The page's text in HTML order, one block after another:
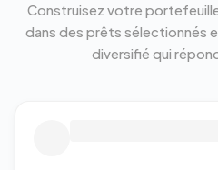
Construisez votre
dans des prêts sélectionnés
diversifié qui